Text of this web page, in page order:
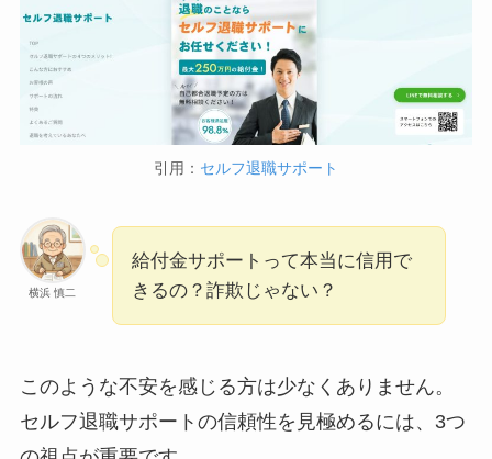
引用： セルフ退職サポート
横浜 慎二
給付金サポートって本当に信用で
きるの？詐欺じゃない？
このような不安を感じる方は少なくありません。
セルフ退職サポートの信頼性を見極めるには、3つ